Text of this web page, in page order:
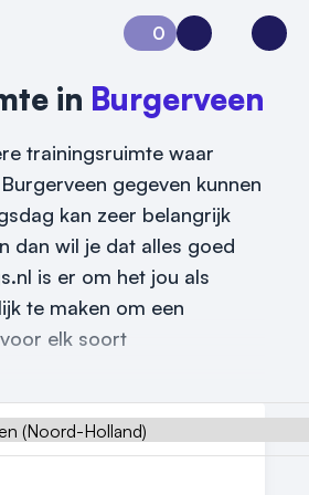
0
Aanvraag 0Inloggen
in Burgerveen
trainingsruimte waar
gegeven kunnen
kan zeer belangrijk
dan wil je dat alles goed
is er om het jou als
te maken om een
elk soort